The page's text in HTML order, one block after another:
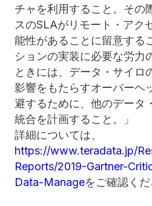
チャを利用すること。その
スのSLAがリモート・アク
能性があることに留意する
ションの実装に必要な労力
ときには、データ・サイロ
影響をもたらすオーバーヘ
避するために、他のデータ
統合を計画すること。」
詳細については、
https://www.teradata.jp/
Reports/2019-Gartner-
Data-Manageをご確認くだ